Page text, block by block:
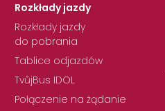
Rozkłady jazdy
Rozkłady jazdy
do pobrania
Tablice odjazdów
TvůjBus IDOL
Połączenie na żądanie